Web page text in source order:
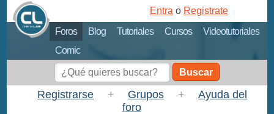
Foros Blog Tutoriales Cursos
Videotutoriales
Comic
Entra o Registrate
Buscar
Registrarse + Grupos +
Ayuda del
foro